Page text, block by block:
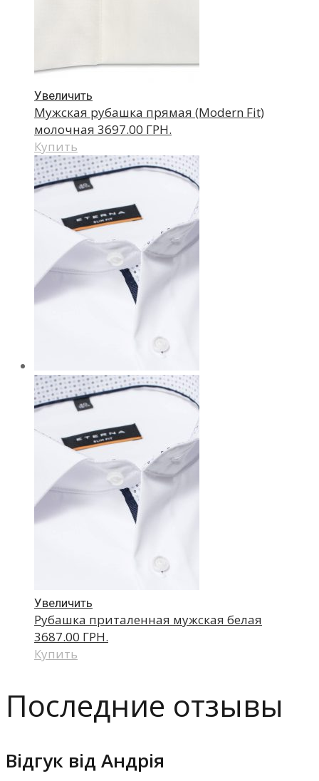
Увеличить
Мужская рубашка прямая (Modern Fit)
молочная 3697.00 ГРН.
Купить
Увеличить
Рубашка приталенная мужская белая
3687.00 ГРН.
Купить
Последние отзывы
Відгук від Андрія